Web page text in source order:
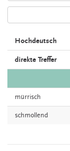
Hochdeutsch
direkte Treffer
mürrisch
schmollend